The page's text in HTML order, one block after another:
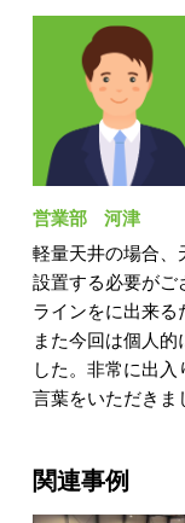
営業部
河津
軽量天井の場合、
設置する必要がご
ラインをに出来る
また今回は個人
した。非常に出
言葉をいただきま
関連事例